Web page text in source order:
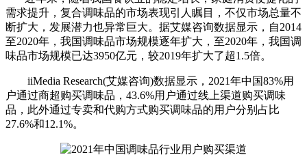
需求提升，复合调味品的市场表现引人瞩目，不仅市场总量不
断扩大，发展潜力也异常巨大。据艾媒咨询数据显示，自2014
至2020年，我国调味品市场规模逐年扩大，至2020年，我国调
味品市场规模已达3950亿元，较2019年扩大了超1.5倍。
iiMedia Research(艾媒咨询)数据显示，2021年中国83%用
户通过商超购买调味品，43.6%用户通过线上渠道购买调味
品，此外通过专卖和代购方式购买调味品的用户分别占比
27.6%和12.1%。